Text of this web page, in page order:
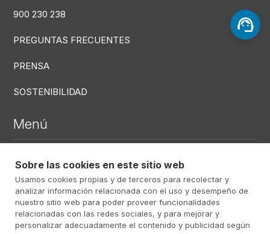
900 230 238
PREGUNTAS FRECUENTES
PRENSA
SOSTENIBILIDAD
Menú
CENTROS
SERVICIOS
Sobre las cookies en este sitio web
Usamos cookies propias y de terceros para recolectar y
analizar información relacionada con el uso y desempeño de
nuestro sitio web para poder proveer funcionalidades
relacionadas con las redes sociales, y para mejorar y
personalizar adecuadamente el contenido y publicidad según